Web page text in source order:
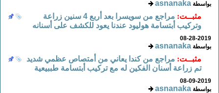
بواسطةasnanaka
مثبــت:
مراجع من سويسرا بعد أربع 4 سنين زراعة
وتركيب أبتسامة هوليود عندنا يعود للكشف على أسنانه
08-28-2019
بواسطةasnanaka
مثبــت:
مراجع من كندا يعاني من أمتصاص عظمي شديد
تم زراعة أسنان الفكين له مع تركيب أبتسامة طببيعية
08-09-2019
بواسطةasnanaka